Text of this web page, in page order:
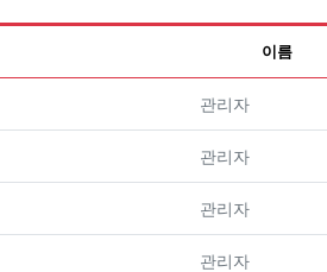
이름
등록자
관리자
등록자
관리자
등록자
관리자
등록자
관리자